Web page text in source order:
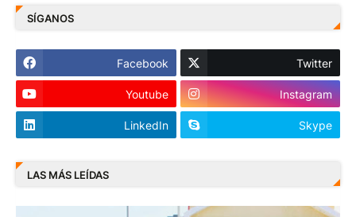
SÍGANOS
Facebook Twitter
Youtube Instagram
LinkedIn Skype
LAS MÁS LEÍDAS